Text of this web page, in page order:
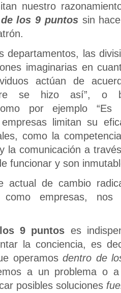
nuestro
los 9 puntossin
departamentos, las
imaginarias en
actúan de
se hizo así”, o
por ejemplo
empresas limitan su
como la
la comunicación a
funcionar y son
actual de cambio
como empresas,
9 puntos es
la conciencia, es
operamosdentro de
a un problema o
posibles soluciones